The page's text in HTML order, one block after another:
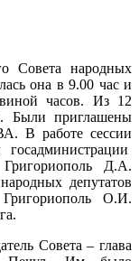
Совета народных
она в 9.00 час и
часов. Из 12
Были приглашены
В работе сессии
Д.А.
депутатов
О.И.
Совета – глава